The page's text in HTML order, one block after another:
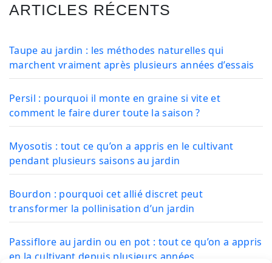
ARTICLES RÉCENTS
Taupe au jardin : les méthodes naturelles qui
marchent vraiment après plusieurs années d’essais
Persil : pourquoi il monte en graine si vite et
comment le faire durer toute la saison ?
Myosotis : tout ce qu’on a appris en le cultivant
pendant plusieurs saisons au jardin
Bourdon : pourquoi cet allié discret peut
transformer la pollinisation d’un jardin
Passiflore au jardin ou en pot : tout ce qu’on a appris
en la cultivant depuis plusieurs années